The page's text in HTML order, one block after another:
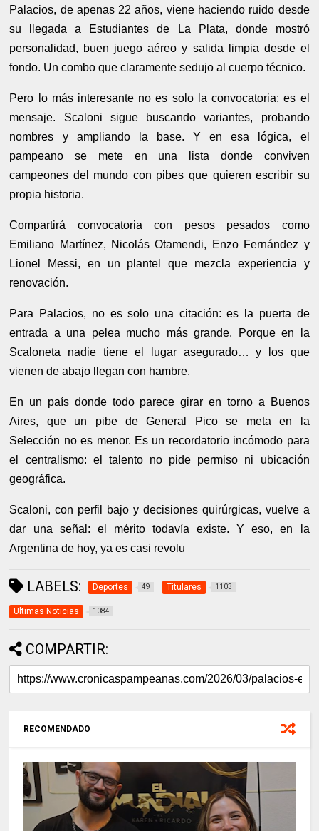
Palacios, de apenas 22 años, viene haciendo ruido desde
su llegada a Estudiantes de La Plata, donde mostró
personalidad, buen juego aéreo y salida limpia desde el
fondo. Un combo que claramente sedujo al cuerpo técnico.
Pero lo más interesante no es solo la convocatoria: es el
mensaje. Scaloni sigue buscando variantes, probando
nombres y ampliando la base. Y en esa lógica, el
pampeano se mete en una lista donde conviven
campeones del mundo con pibes que quieren escribir su
propia historia.
Compartirá convocatoria con pesos pesados como
Emiliano Martínez, Nicolás Otamendi, Enzo Fernández y
Lionel Messi, en un plantel que mezcla experiencia y
renovación.
Para Palacios, no es solo una citación: es la puerta de
entrada a una pelea mucho más grande. Porque en la
Scaloneta nadie tiene el lugar asegurado… y los que
vienen de abajo llegan con hambre.
En un país donde todo parece girar en torno a Buenos
Aires, que un pibe de General Pico se meta en la
Selección no es menor. Es un recordatorio incómodo para
el centralismo: el talento no pide permiso ni ubicación
geográfica.
Scaloni, con perfil bajo y decisiones quirúrgicas, vuelve a
dar una señal: el mérito todavía existe. Y eso, en la
Argentina de hoy, ya es casi revolu
LABELS: Deportes 49 Titulares 1103
Ultimas Noticias 1084
COMPARTIR:
RECOMENDADO